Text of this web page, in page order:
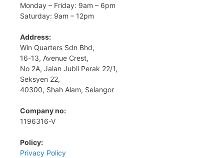
Monday – Friday: 9am – 6pm
Saturday: 9am – 12pm
Address:
Win Quarters Sdn Bhd,
16-13, Avenue Crest,
No 2A, Jalan Jubli Perak 22/1,
Seksyen 22,
40300, Shah Alam, Selangor
Company no:
1196316-V
Policy:
Privacy Policy